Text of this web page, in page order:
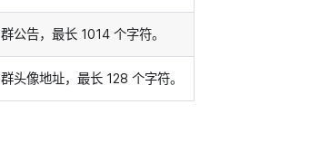
群公告，最长 1014 个字符。
群头像地址，最长 128 个字符。